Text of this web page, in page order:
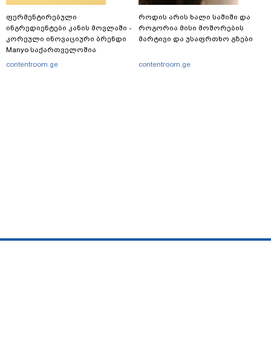
ფერმენტირებული
ინგრედიენტები კანის მოვლაში -
კორეული ინოვაციური ბრენდი
Manyo საქართველოშია
contentroom.ge
როდის არის ხალი საშიში და
როგორია მისი მოშორების
მარტივი და უსაფრთხო გზები
contentroom.ge